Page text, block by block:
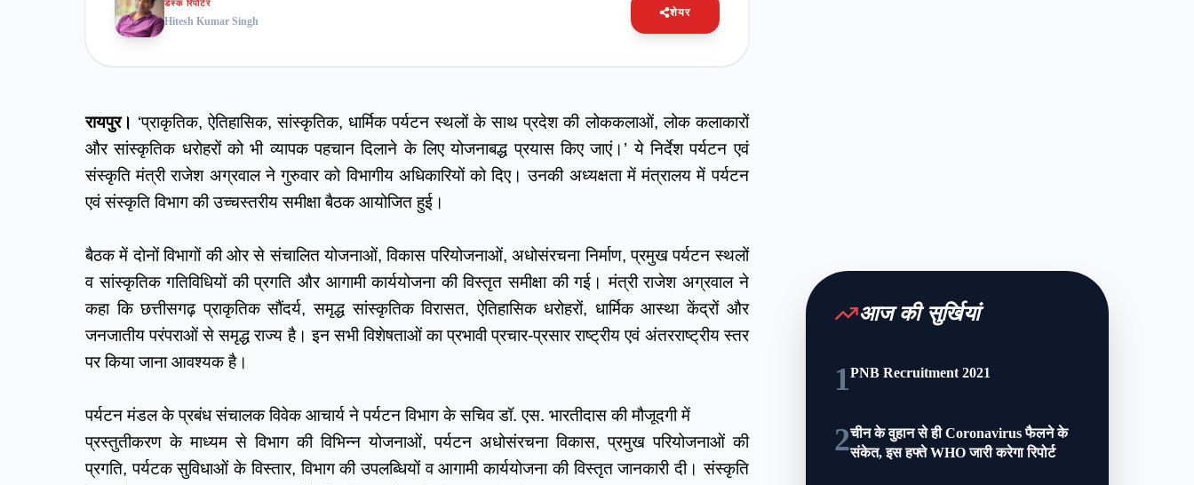
डेस्क रिपोर्टर
Hitesh Kumar Singh
शेयर
रायपुर। ‘प्राकृतिक, ऐतिहासिक, सांस्कृतिक, धार्मिक पर्यटन स्थलों के साथ प्रदेश की लोककलाओं, लोक कलाकारों
और सांस्कृतिक धरोहरों को भी व्यापक पहचान दिलाने के लिए योजनाबद्ध प्रयास किए जाएं।’ ये निर्देश पर्यटन एवं
संस्कृति मंत्री राजेश अग्रवाल ने गुरुवार को विभागीय अधिकारियों को दिए। उनकी अध्यक्षता में मंत्रालय में पर्यटन
एवं संस्कृति विभाग की उच्चस्तरीय समीक्षा बैठक आयोजित हुई।
बैठक में दोनों विभागों की ओर से संचालित योजनाओं, विकास परियोजनाओं, अधोसंरचना निर्माण, प्रमुख पर्यटन स्थलों
व सांस्कृतिक गतिविधियों की प्रगति और आगामी कार्ययोजना की विस्तृत समीक्षा की गई। मंत्री राजेश अग्रवाल ने
कहा कि छत्तीसगढ़ प्राकृतिक सौंदर्य, समृद्ध सांस्कृतिक विरासत, ऐतिहासिक धरोहरों, धार्मिक आस्था केंद्रों और
जनजातीय परंपराओं से समृद्ध राज्य है। इन सभी विशेषताओं का प्रभावी प्रचार-प्रसार राष्ट्रीय एवं अंतरराष्ट्रीय स्तर
पर किया जाना आवश्यक है।
पर्यटन मंडल के प्रबंध संचालक विवेक आचार्य ने पर्यटन विभाग के सचिव डॉ. एस. भारतीदास की मौजूदगी में
प्रस्तुतीकरण के माध्यम से विभाग की विभिन्न योजनाओं, पर्यटन अधोसंरचना विकास, प्रमुख परियोजनाओं की
प्रगति, पर्यटक सुविधाओं के विस्तार, विभाग की उपलब्धियों व आगामी कार्ययोजना की विस्तृत जानकारी दी। संस्कृति
आज की सुर्खियां
1PNB Recruitment 2021
2चीन के वुहान से ही Coronavirus फैलने के
संकेत, इस हफ्ते WHO जारी करेगा रिपोर्ट